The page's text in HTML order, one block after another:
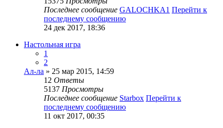
Последнее сообщение GALOCHKA1 Перейти к
последнему сообщению
24 дек 2017, 18:36
Настольная игра
1
2
Ал-ла » 25 мар 2015, 14:59
12 Ответы
5137 Просмотры
Последнее сообщение Starbox Перейти к
последнему сообщению
11 окт 2017, 00:35